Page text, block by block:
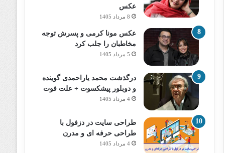
عکس
8 مرداد 1405
عکس مونا کرمی و پسرش توجه
مخاطبان را جلب کرد
5 مرداد 1405
درگذشت محمد یاراحمدی گوینده
و دوبلور پیشکسوت + علت فوت
4 مرداد 1405
طراحی سایت در دزفول با
طراحی حرفه‌ ای و مدرن
4 مرداد 1405